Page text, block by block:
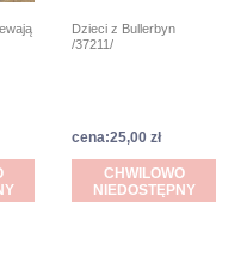
Dzieci z Bullerbyn
/37211/
cena:25,00 zł
CHWILOWO
NIEDOSTĘPNY